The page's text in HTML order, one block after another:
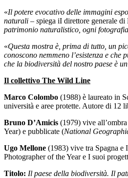
«Il potere evocativo delle immagini
naturali – spiega iI direttore generale
patrimonio naturalistico, ogni
«Questa mostra è, prima di tutto, un
conoscono nemmeno l’esistenza e
che la biodiversità del nostro paese è
Il collettivo The Wild Line
Marco Colombo (1988) è laureato in
università e aree protette. Autore di 12
Bruno D’Amicis (1979) vive
Year) e pubblicate (National
Ugo Mellone (1983) vive tra Spagna e
Photographer of the Year e I suoi
Titolo: Il paese della biodiversità. Il